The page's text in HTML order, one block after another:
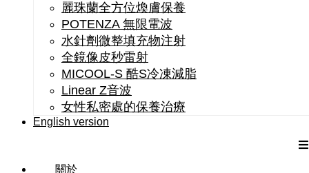
麗珠蘭全方位煥膚保養
POTENZA 無限電波
水針劑微整填充物注射
全鏡像皮秒雷射
MICOOL-S 酷S冷凍減脂
Linear Z音波
女性私密處的保養治療
English version
關於